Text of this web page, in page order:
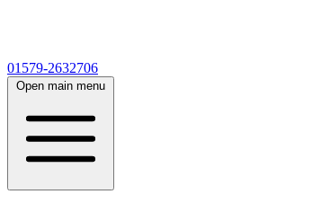
01579-2632706
Open main menu